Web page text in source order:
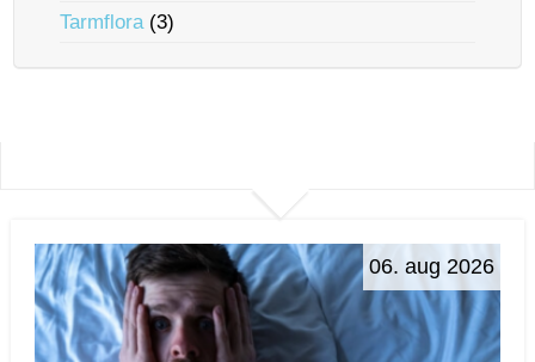
Tarmflora(3)
06. aug 2026